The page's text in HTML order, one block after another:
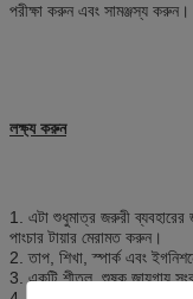
পরীক্ষা করুন এবং সামঞ্জস্য করুন।
লক্ষ্য করুন
1. এটা শুধুমাত্র জরুরী
পাংচার টায়ার মেরামত করুন।
2. তাপ, শিখা, স্পার্ক এবং
3. একটি শীতল, শুষ্ক জায়গায়